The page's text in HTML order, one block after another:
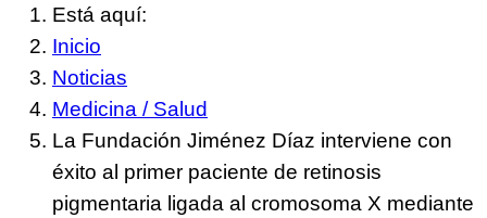
Está aquí:
Inicio
Noticias
Medicina / Salud
La Fundación Jiménez Díaz interviene con
éxito al primer paciente de retinosis
pigmentaria ligada al cromosoma X mediante